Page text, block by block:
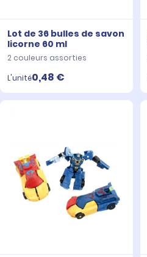
Lot de 36 bulles de savon
licorne 60 ml
2 couleurs assorties
L'unité0,48 €